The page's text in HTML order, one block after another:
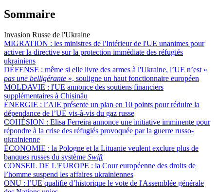
Sommaire
Invasion Russe de l'Ukraine
MIGRATION : les ministres de l'Intérieur de l'UE unanimes pour
activer la directive sur la protection immédiate des réfugiés
ukrainiens
DÉFENSE : même si elle livre des armes à l'Ukraine, l’UE n’est «
pas une belligérante », souligne un haut fonctionnaire européen
MOLDAVIE : l'UE annonce des soutiens financiers
supplémentaires à Chișinău
ÉNERGIE : l’AIE présente un plan en 10 points pour réduire la
dépendance de l’UE vis-à-vis du gaz russe
COHÉSION : Elisa Ferreira annonce une initiative imminente pour
répondre à la crise des réfugiés provoquée par la guerre russo-
ukrainienne
ÉCONOMIE : la Pologne et la Lituanie veulent exclure plus de
banques russes du système Swift
CONSEIL DE L'EUROPE : la Cour européenne des droits de
l’homme suspend les affaires ukrainiennes
ONU : l’UE qualifie d’historique le vote de l'Assemblée générale